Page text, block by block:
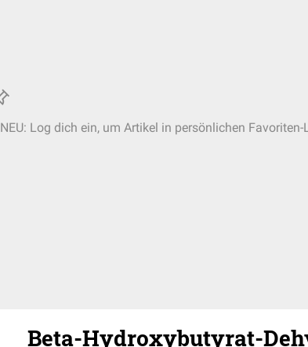
NEU: Log dich ein, um Artikel in persönlichen
Beta-Hydroxybutyrat-